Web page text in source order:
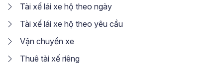
Tài xế lái xe hộ theo ngày
Tài xế lái xe hộ theo yêu cầu
Vận chuyển xe
Thuê tài xế riêng